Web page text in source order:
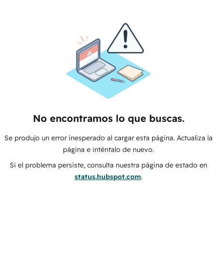
No encontramos lo que buscas.
Se produjo un error inesperado al cargar esta página. Actualiza la
página e inténtalo de nuevo.
Si el problema persiste, consulta nuestra página de estado en
status.hubspot.com.